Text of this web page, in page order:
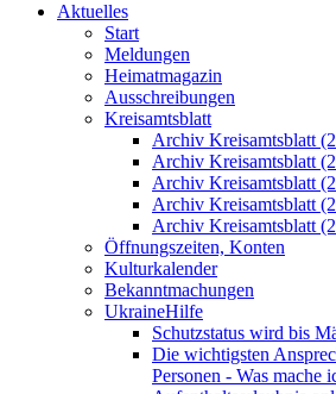
Aktuelles
Start
Meldungen
Heimatmagazin
Ausschreibungen
Kreisamtsblatt
Archiv Kreisamtsblatt
Archiv Kreisamtsblatt
Archiv Kreisamtsblatt
Archiv Kreisamtsblatt
Archiv Kreisamtsblatt
Öffnungszeiten, Konten
Kulturkalender
Bekanntmachungen
UkraineHilfe
Schutzstatus wird bis
Die wichtigsten
Personen - Was mache